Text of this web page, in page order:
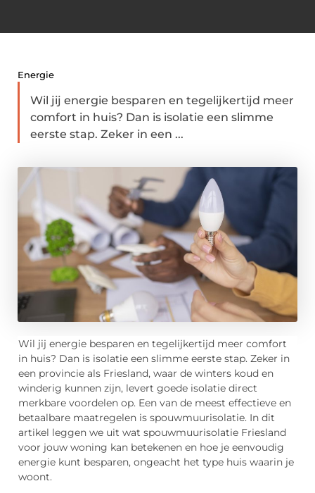
Energie
Wil jij energie besparen en tegelijkertijd meer
comfort in huis? Dan is isolatie een slimme
eerste stap. Zeker in een ...
Wil jij energie besparen en tegelijkertijd meer comfort
in huis? Dan is isolatie een slimme eerste stap. Zeker in
een provincie als Friesland, waar de winters koud en
winderig kunnen zijn, levert goede isolatie direct
merkbare voordelen op. Een van de meest effectieve en
betaalbare maatregelen is spouwmuurisolatie. In dit
artikel leggen we uit wat spouwmuurisolatie Friesland
voor jouw woning kan betekenen en hoe je eenvoudig
energie kunt besparen, ongeacht het type huis waarin je
woont.